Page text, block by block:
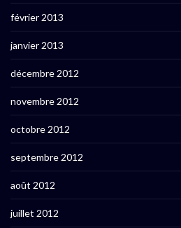
février 2013
janvier 2013
décembre 2012
novembre 2012
octobre 2012
septembre 2012
août 2012
juillet 2012